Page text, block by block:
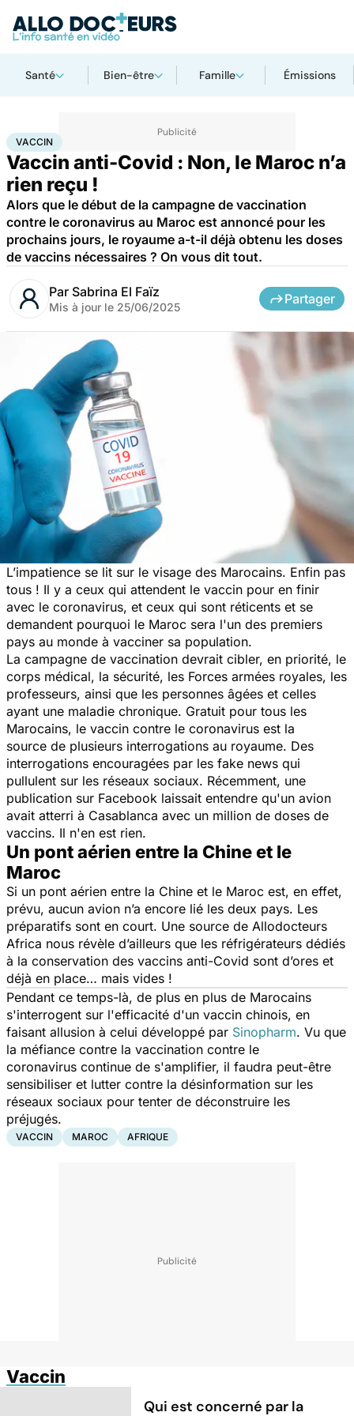
Santé Bien-être Famille Émissions
AccueilSanté Vaccin
VACCIN
Vaccin anti-Covid : Non, le Maroc n’a
rien reçu !
Alors que le début de la campagne de vaccination
contre le coronavirus au Maroc est annoncé pour les
prochains jours, le royaume a-t-il déjà obtenu les doses
de vaccins nécessaires ? On vous dit tout.
Par Sabrina El Faïz
Mis à jour le 25/06/2025
Partager
L’impatience se lit sur le visage des Marocains. Enfin pas
tous ! Il y a ceux qui attendent le vaccin pour en finir
avec le coronavirus, et ceux qui sont réticents et se
demandent pourquoi le Maroc sera l'un des premiers
pays au monde à vacciner sa population.
La campagne de vaccination devrait cibler, en priorité, le
corps médical, la sécurité, les Forces armées royales, les
professeurs, ainsi que les personnes âgées et celles
ayant une maladie chronique. Gratuit pour tous les
Marocains, le vaccin contre le coronavirus est la
source de plusieurs interrogations au royaume. Des
interrogations encouragées par les fake news qui
pullulent sur les réseaux sociaux. Récemment, une
publication sur Facebook laissait entendre qu'un avion
avait atterri à Casablanca avec un million de doses de
vaccins. Il n'en est rien.
Un pont aérien entre la Chine et le
Maroc
Si un pont aérien entre la Chine et le Maroc est, en effet,
prévu, aucun avion n’a encore lié les deux pays. Les
préparatifs sont en court. Une source de Allodocteurs
Africa nous révèle d’ailleurs que les réfrigérateurs dédiés
à la conservation des vaccins anti-Covid sont d’ores et
déjà en place… mais vides !
Pendant ce temps-là, de plus en plus de Marocains
s'interrogent sur l'efficacité d'un vaccin chinois, en
faisant allusion à celui développé par Sinopharm. Vu que
la méfiance contre la vaccination contre le
coronavirus continue de s'amplifier, il faudra peut-être
sensibiliser et lutter contre la désinformation sur les
réseaux sociaux pour tenter de déconstruire les
préjugés.
VACCIN MAROC AFRIQUE
Vaccin
Qui est concerné par la